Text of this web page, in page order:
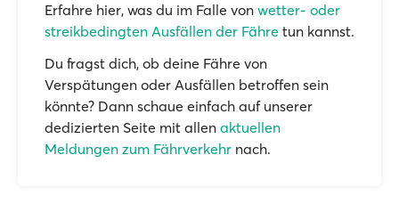
Erfahre hier, was du im Falle von wetter- oder
streikbedingten Ausfällen der Fähre tun kannst.
Du fragst dich, ob deine Fähre von
Verspätungen oder Ausfällen betroffen sein
könnte? Dann schaue einfach auf unserer
dedizierten Seite mit allen aktuellen
Meldungen zum Fährverkehr nach.